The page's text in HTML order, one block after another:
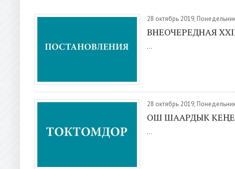
28 октябрь 2019,
ВНЕОЧЕРЕДНАЯ
...
28 октябрь 2019,
ОШ ШААРДЫК
...